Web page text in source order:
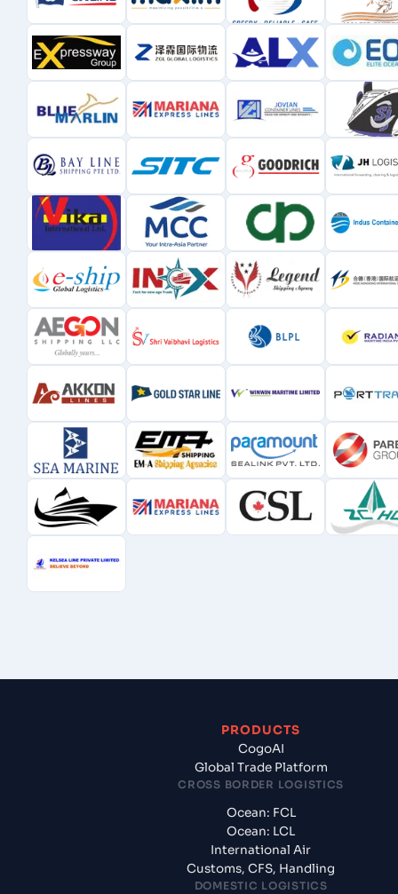
PRODUCTS
CogoAI
Global Trade Platform
CROSS BORDER LOGISTICS
Ocean: FCL
Ocean: LCL
International Air
Customs, CFS, Handling
DOMESTIC LOGISTICS